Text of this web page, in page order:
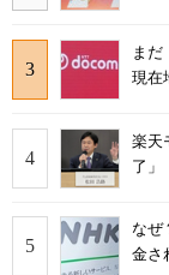
ま
現在
楽天
了」
なぜ
金さ